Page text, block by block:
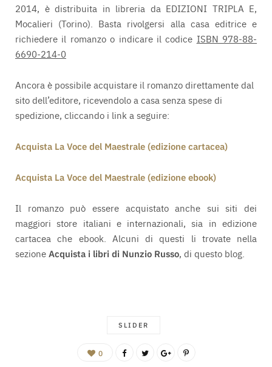
2014, è distribuita in libreria da EDIZIONI TRIPLA E,
Mocalieri (Torino). Basta rivolgersi alla casa editrice e
richiedere il romanzo o indicare il codice ISBN 978-88-
6690-214-0
Ancora è possibile acquistare il romanzo direttamente dal
sito dell’editore, ricevendolo a casa senza spese di
spedizione, cliccando i link a seguire:
Acquista La Voce del Maestrale (edizione cartacea)
Acquista La Voce del Maestrale (edizione ebook)
Il romanzo può essere acquistato anche sui siti dei
maggiori store italiani e internazionali, sia in edizione
cartacea che ebook. Alcuni di questi li trovate nella
sezioneAcquista i libri di Nunzio Russo, di questo blog.
SLIDER
0